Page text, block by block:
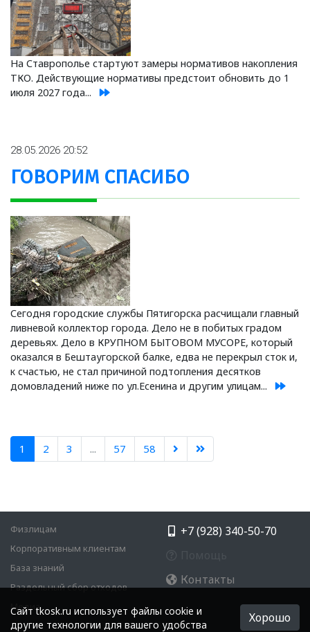
На Ставрополье стартуют замеры нормативов накопления
ТКО. Действующие нормативы предстоит обновить до 1
июля 2027 года...
28.05.2026 20:52
ГОВОРИМ СПАСИБО
Сегодня городские службы Пятигорска расчищали главный
ливневой коллектор города. Дело не в побитых градом
деревьях. Дело в КРУПНОМ БЫТОВОМ МУСОРЕ, который
оказался в Бештаугорской балке, едва не перекрыл сток и,
к счастью, не стал причиной подтопления десятков
домовладений ниже по ул.Есенина и другим улицам...
1 2 3 ... 57 58
Физлицам
Корпоративным клиентам
База знаний
Раздельный сбор отходов
Медиа
+7 (928) 340-50-70
Контакты
Cайт tkosk.ru использует файлы cookie и
другие технологии для вашего удобства
Хорошо